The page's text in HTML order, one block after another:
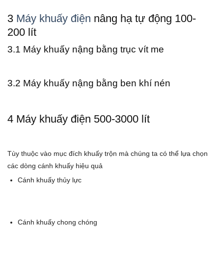
3 Máy khuấy điện nâng hạ tự động 100-
200 lít
3.1 Máy khuấy nậng bằng trục vít me
3.2 Máy khuấy nậng bằng ben khí nén
4 Máy khuấy điện 500-3000 lít
Tùy thuộc vào mục đích khuấy trộn mà chúng ta có thể lựa chọn
các dòng cánh khuấy hiệu quả
Cánh khuấy thủy lực
Cánh khuấy chong chóng